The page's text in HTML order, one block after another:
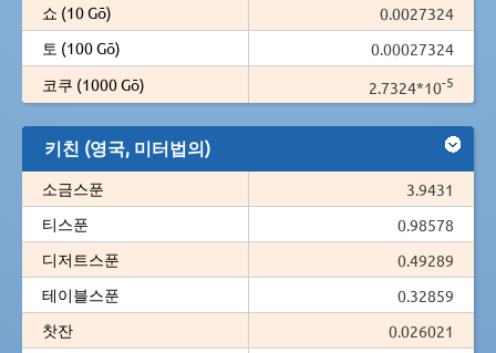
쇼 (10 Gō)
0.0027324
토 (100 Gō)
0.00027324
코쿠 (1000 Gō)
2.7324*10-5
키친 (영국, 미터법의)
소금스푼
3.9431
티스푼
0.98578
디저트스푼
0.49289
테이블스푼
0.32859
찻잔
0.026021